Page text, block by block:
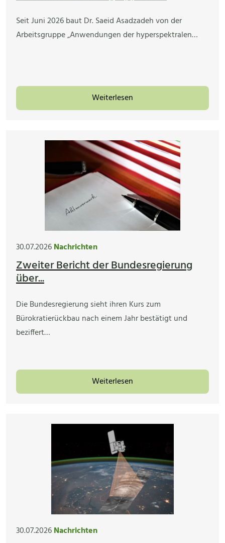
Seit Juni 2026 baut Dr. Saeid Asadzadeh von der
Arbeitsgruppe „Anwendungen der hyperspektralen…
Weiterlesen
30.07.2026Nachrichten
Zweiter Bericht der Bundesregierung
über...
Die Bundesregierung sieht ihren Kurs zum
Bürokratierückbau nach einem Jahr bestätigt und
beziffert…
Weiterlesen
30.07.2026Nachrichten